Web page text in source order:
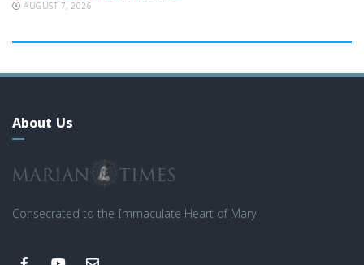
AUGUST 7, 2026
About Us
Consecrated to the Immaculate Heart of Mary